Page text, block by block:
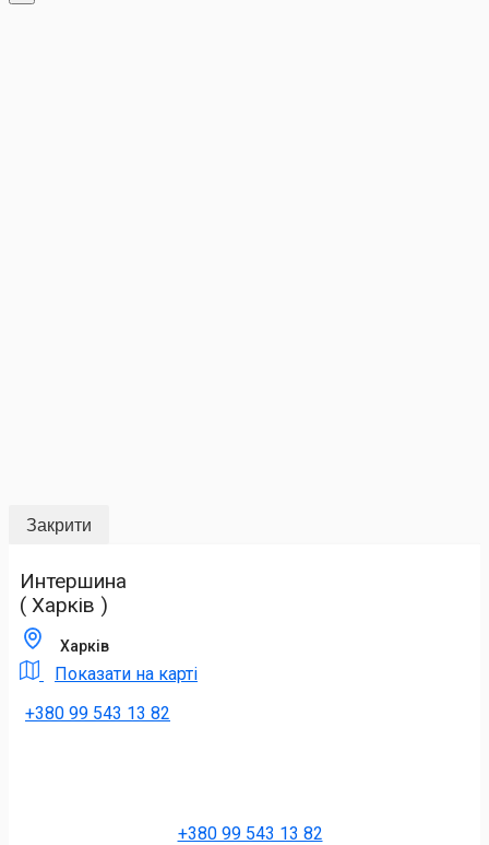
Закрити
Интершина
( Харків )
Харків
Показати на карті
+380 99 543 13 82
+380 99 543 13 82